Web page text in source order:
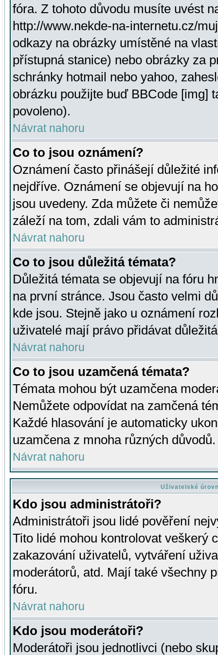
fóra. Z tohoto důvodu musíte uvést
http://www.nekde-na-internetu.cz/
odkazy na obrázky umístěné na
přístupná stanice) nebo obrázky za
schránky hotmail nebo yahoo,
obrázku použijte buď BBCode [img]
povoleno).
Návrat nahoru
Co to jsou oznámení?
Oznámení často přinášejí důležité
nejdříve. Oznámení se objevují na
jsou uvedeny. Zda můžete či
záleží na tom, zdali vám to
Návrat nahoru
Co to jsou důležitá témata?
Důležitá témata se objevují na fóru
na první stránce. Jsou často velmi
kde jsou. Stejně jako u oznámení
uživatelé mají právo přidávat
Návrat nahoru
Co to jsou uzamčená témata?
Témata mohou být uzamčena
Nemůžete odpovídat na zamčená
Každé hlasování je automaticky
uzamčena z mnoha různých důvodů.
Návrat nahoru
Uživatelské
Kdo jsou administrátoři?
Administrátoři jsou lidé pověření
Tito lidé mohou kontrolovat veškerý
zakazování uživatelů, vytváření
moderátorů, atd. Mají také všechny
fóru.
Návrat nahoru
Kdo jsou moderátoři?
Moderátoři jsou jednotlivci (nebo